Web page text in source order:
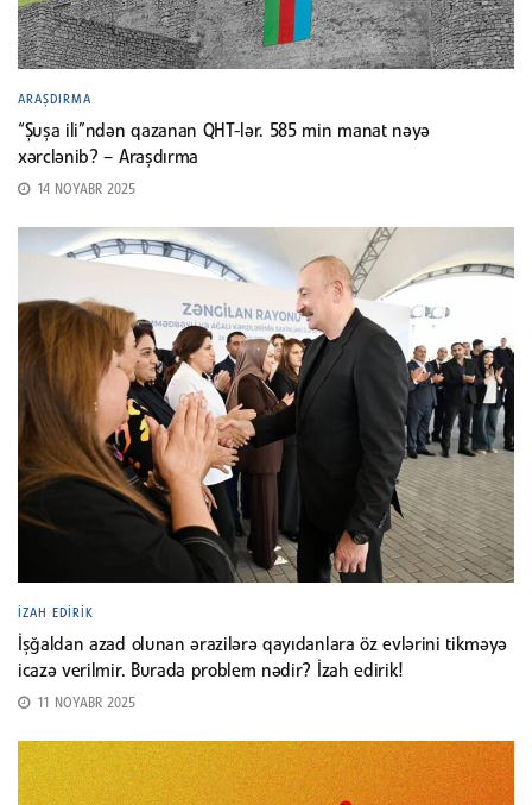
ARAŞDIRMA
“Şuşa ili”ndən qazanan QHT-lər. 585 min manat nəyə
xərclənib? – Araşdırma
14 NOYABR 2025
İZAH EDIRIK
İşğaldan azad olunan ərazilərə qayıdanlara öz evlərini tikməyə
icazə verilmir. Burada problem nədir? İzah edirik!
11 NOYABR 2025